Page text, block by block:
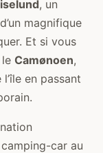
, un
magnifique
Et si vous
Camønoen,
en passant
car au